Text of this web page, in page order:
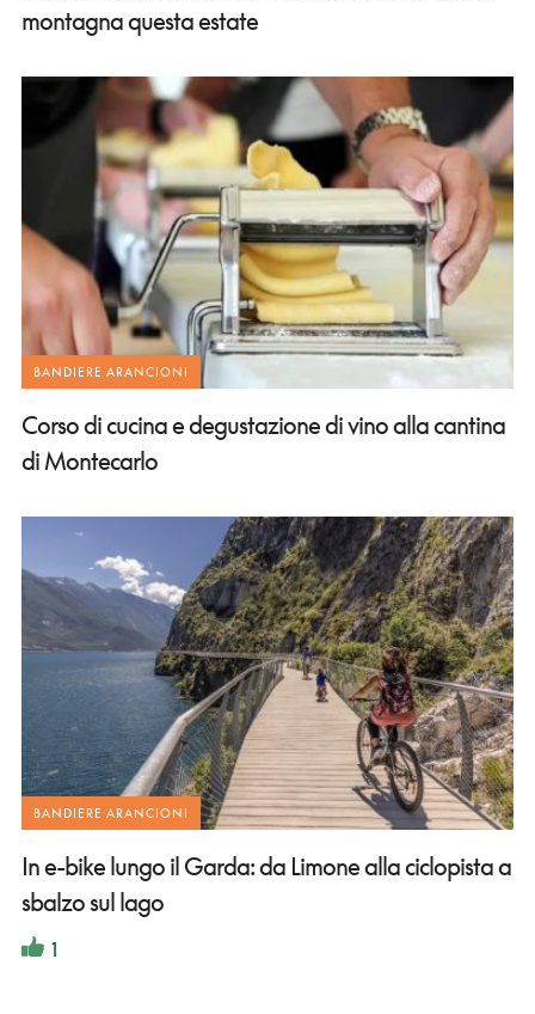
montagna questa estate
BANDIERE ARANCIONI
Corso di cucina e degustazione di vino alla cantina
di Montecarlo
BANDIERE ARANCIONI
In e-bike lungo il Garda: da Limone alla ciclopista a
sbalzo sul lago
1